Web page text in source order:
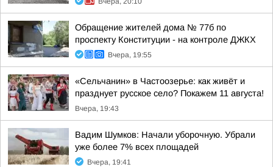
Обращение жителей дома № 77б по
проспекту Конституции - на контроле ДЖКХ
Вчера, 19:55
«Сельчанин» в Частоозерье: как живёт и
празднует русское село? Покажем 11 августа!
Вчера, 19:43
Вадим Шумков: Начали уборочную. Убрали
уже более 7% всех площадей
Вчера, 19:41